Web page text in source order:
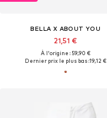
BELLA X ABOUT YOU
21,51 €
À l'origine : 59,90 €
Dernier prix le plus bas :19,12 €